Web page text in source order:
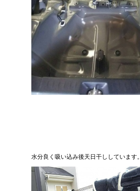
水分良く吸い込み後天日干ししています。